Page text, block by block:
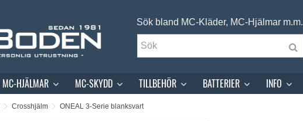
Sök bland MC-Kläder, MC-Hjälmar m.m.
MC-HJÄLMAR MC-SKYDD TILLBEHÖR BATTERIER INFO
Crosshjälm ONEAL 3-Serie blanksvart